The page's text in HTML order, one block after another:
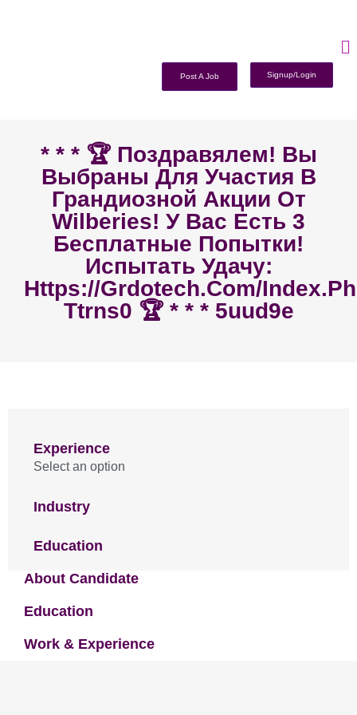
Post A Job Signup/Login
* * * 🏆 Поздравялем! Вы
Выбраны Для Участия В
Грандиозной Акции От
Wilberies! У Вас Есть 3
Бесплатные Попытки!
Испытать Удачу:
Https://grdotech.com/
Ttrns0 🏆 * * * 5uud9e
Experience
Select an option
Industry
Education
About Candidate
Education
Work & Experience